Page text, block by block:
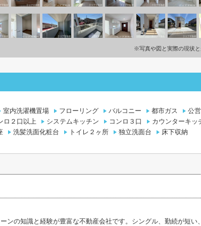
※写真や図と実際の現状
室内洗濯機置場 フローリング バルコニー 都市ガス
公
ロ２口以上 システムキッチン コンロ３口
カウンターキッ
洗髪洗面化粧台 トイレ２ヶ所 独立洗面台 床下収納
ンの知識と経験が豊富な不動産会社です。シングル、勤続が短